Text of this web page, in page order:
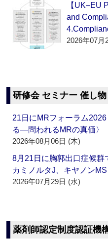
【UK–EU
and
2026年07月
研修会 セミナー 催し物
21日にMRフォーラム
る―問われるMRの真価
2026年08月06日 (木)
8月21日に胸郭出口症候
カミノルタJ、キヤノンMS
2026年07月29日 (水)
薬剤師認定制度認証機